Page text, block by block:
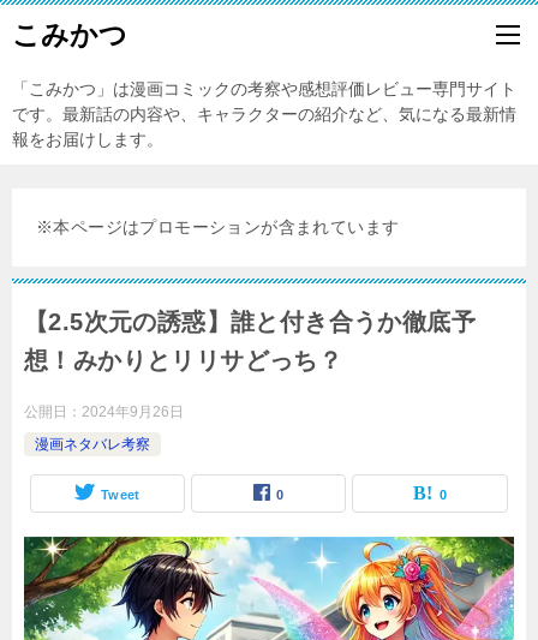
こみかつ
「こみかつ」は漫画コミックの考察や感想評価レビュー専門サイト
です。最新話の内容や、キャラクターの紹介など、気になる最新情
報をお届けします。
※本ページはプロモーションが含まれています
【2.5次元の誘惑】誰と付き合うか徹底予
想！みかりとリリサどっち？
公開日： 2024年9月26日
漫画ネタバレ考察
Tweet 0 0